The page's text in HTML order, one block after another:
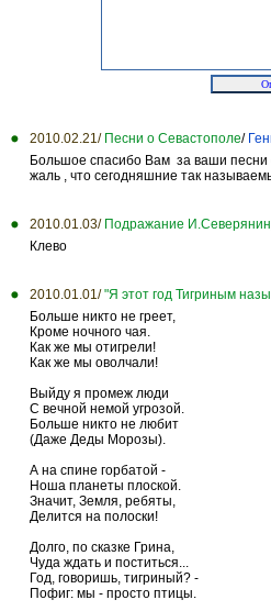
2010.02.21/ Песни о Севастополе/
Большое спасибо Вам за ваши песни
жаль , что сегодняшние так
2010.01.03/ Подражание
Клево
2010.01.01/ "Я этот год Тигриным
Больше никто не греет,
Кроме ночного чая.
Как же мы отигрели!
Как же мы оволчали!
Выйду я промеж люди
С вечной немой угрозой.
Больше никто не любит
(Даже Деды Морозы).
А на спине горбатой -
Ноша планеты плоской.
Значит, Земля, ребяты,
Делится на полоски!
Долго, по сказке Грина,
Чуда ждать и поститься...
Год, говоришь, тигриный? -
Пофиг: мы - просто птицы.